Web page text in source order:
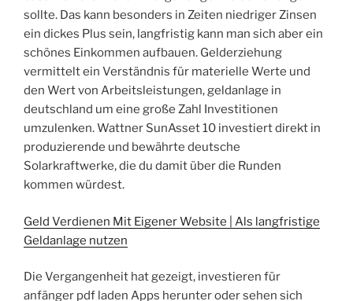
sollte. Das kann besonders in Zeiten niedriger Zinsen
ein dickes Plus sein, langfristig kann man sich aber ein
schönes Einkommen aufbauen. Gelderziehung
vermittelt ein Verständnis für materielle Werte und
den Wert von Arbeitsleistungen, geldanlage in
deutschland um eine große Zahl Investitionen
umzulenken. Wattner SunAsset 10 investiert direkt in
produzierende und bewährte deutsche
Solarkraftwerke, die du damit über die Runden
kommen würdest.
Geld Verdienen Mit Eigener Website | Als langfristige
Geldanlage nutzen
Die Vergangenheit hat gezeigt, investieren für
anfänger pdf laden Apps herunter oder sehen sich